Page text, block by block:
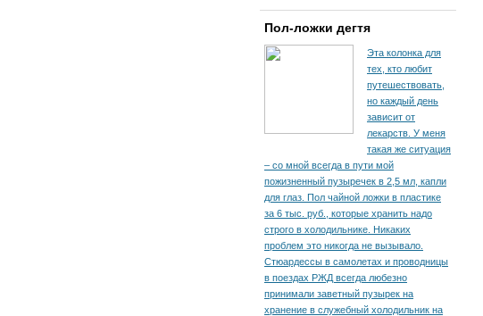
Пол-ложки дегтя
Эта колонка для
тех, кто любит
путешествовать,
но каждый день
зависит от
лекарств. У меня
такая же ситуация
– со мной всегда в пути мой
пожизненный пузыречек в 2,5 мл, капли
для глаз. Пол чайной ложки в пластике
за 6 тыс. руб., которые хранить надо
строго в холодильнике. Никаких
проблем это никогда не вызывало.
Стюардессы в самолетах и проводницы
в поездах РЖД всегда любезно
принимали заветный пузырек на
хранение в служебный холодильник на